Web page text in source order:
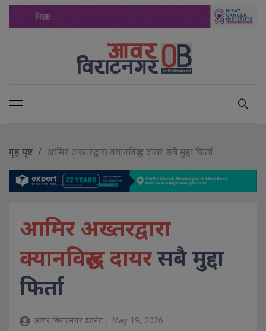
गृह पृष्ट आमिर अख्तरद्वारा क्यानविरुद्ध दायर सबै मुद्दा फिर्ता
आमिर अख्तरद्वारा
क्यानविरुद्ध दायरसबै मुद्दा
फिर्ता
आवर बिराटनगर डटनेट | May 19, 2026